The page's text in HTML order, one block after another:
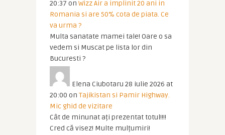
20:37 on Wizz Air a implinit 20 ani in
Romania si are 50% cota de piata. Ce
va urma ?
Multa sanatate mamei tale! Oare o sa
vedem si Muscat pe lista lor din
Bucuresti ?
Elena Ciubotaru 28 iulie 2026 at
20:00 on Tajikistan si Pamir Highway.
Mic ghid de vizitare
Cât de minunat ați prezentat totul!!!!
Cred că visez! Multe mulțumiri!